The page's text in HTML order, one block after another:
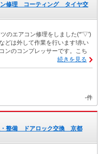
修理 コーティング タイヤ交
のエアコン修理をしました(*'▽')
どは外して作業を行います!赤い
ンのコンプレッサーです。こち
続きを見る
-件
整備 ドアロック交換 京都